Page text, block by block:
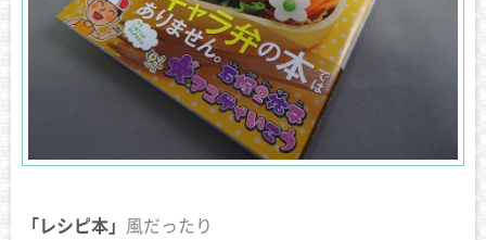
「レシピ本」 風だったり